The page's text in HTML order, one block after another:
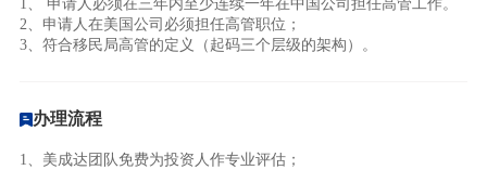
2、申请人在美国公司必须担任高管职位；
3、符合移民局高管的定义（起码三个层级的架构）。
办理流程
1、美成达团队免费为投资人作专业评估；